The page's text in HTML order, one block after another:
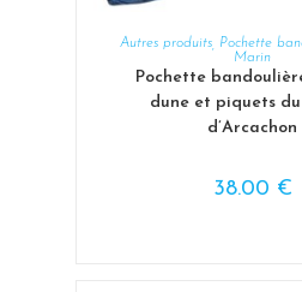
AJOUTER AU
Autres produits Pochette
Marin
Pochette
dune et piquets du
d’Arcachon
38.00 €